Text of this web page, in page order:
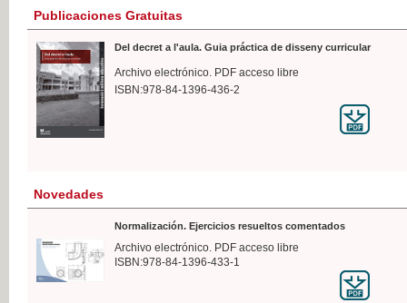
Publicaciones Gratuitas
Del decret a l'aula. Guia práctica de disseny curricular
Archivo electrónico. PDF acceso libre
ISBN:978-84-1396-436-2
Novedades
Normalización. Ejercicios resueltos comentados
Archivo electrónico. PDF acceso libre
ISBN:978-84-1396-433-1